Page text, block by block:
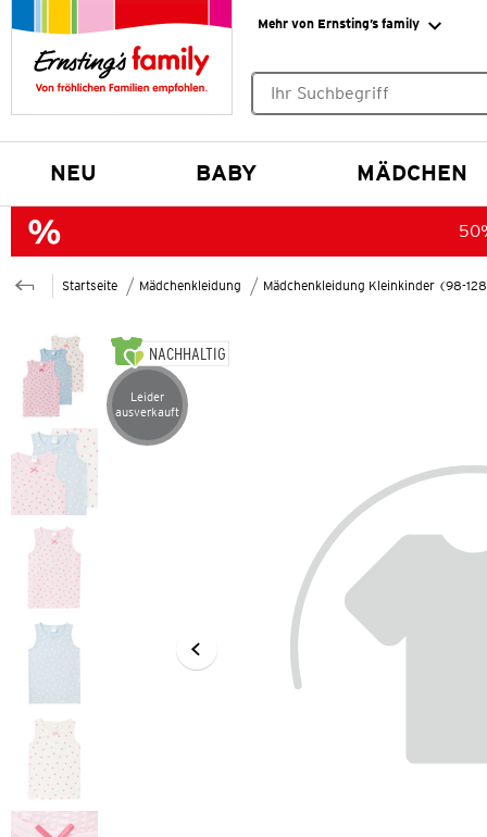
Mehr von Ernsting’s family
NEU BABY MÄDCHEN
Startseite Mädchenkleidung Mädchenkleidung Kleinkinder (98-
NACHHALTIG
Artikel leider ausverkauft
Leider
ausverkauft